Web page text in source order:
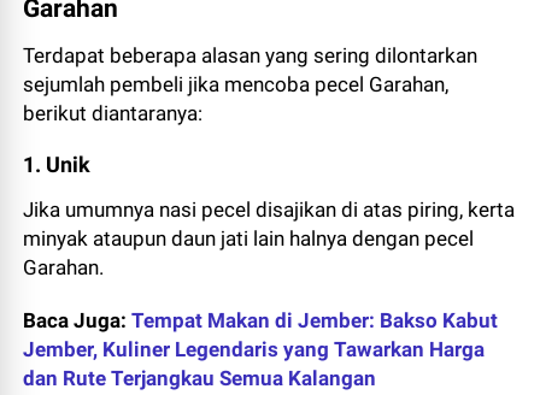
Garahan
Terdapat beberapa alasan yang sering dilontarkan
sejumlah pembeli jika mencoba pecel Garahan,
berikut diantaranya:
1. Unik
Jika umumnya nasi pecel disajikan di atas piring, kerta
minyak ataupun daun jati lain halnya dengan pecel
Garahan.
Baca Juga:Tempat Makan di Jember: Bakso Kabut
Jember, Kuliner Legendaris yang Tawarkan Harga
dan Rute Terjangkau Semua Kalangan